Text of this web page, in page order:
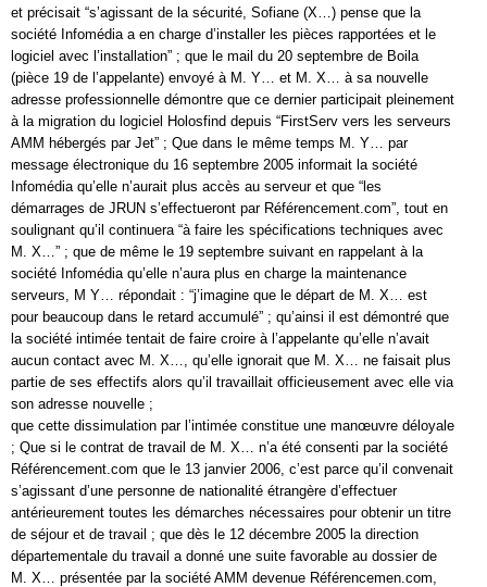
et précisait “s’agissant de la sécurité, Sofiane (X…) pense que la
société Infomédia a en charge d’installer les pièces rapportées et le
logiciel avec l’installation” ; que le mail du 20 septembre de Boila
(pièce 19 de l’appelante) envoyé à M. Y… et M. X… à sa nouvelle
adresse professionnelle démontre que ce dernier participait pleinement
à la migration du logiciel Holosfind depuis “FirstServ vers les serveurs
AMM hébergés par Jet” ; Que dans le même temps M. Y… par
message électronique du 16 septembre 2005 informait la société
Infomédia qu’elle n’aurait plus accès au serveur et que “les
démarrages de JRUN s’effectueront par Référencement.com”, tout en
soulignant qu’il continuera “à faire les spécifications techniques avec
M. X…” ; que de même le 19 septembre suivant en rappelant à la
société Infomédia qu’elle n’aura plus en charge la maintenance
serveurs, M Y… répondait : “j’imagine que le départ de M. X… est
pour beaucoup dans le retard accumulé” ; qu’ainsi il est démontré que
la société intimée tentait de faire croire à l’appelante qu’elle n’avait
aucun contact avec M. X…, qu’elle ignorait que M. X… ne faisait plus
partie de ses effectifs alors qu’il travaillait officieusement avec elle via
son adresse nouvelle ;
que cette dissimulation par l’intimée constitue une manœuvre déloyale
; Que si le contrat de travail de M. X… n’a été consenti par la société
Référencement.com que le 13 janvier 2006, c’est parce qu’il convenait
s’agissant d’une personne de nationalité étrangère d’effectuer
antérieurement toutes les démarches nécessaires pour obtenir un titre
de séjour et de travail ; que dès le 12 décembre 2005 la direction
départementale du travail a donné une suite favorable au dossier de
M. X… présentée par la société AMM devenue Référencemen.com,